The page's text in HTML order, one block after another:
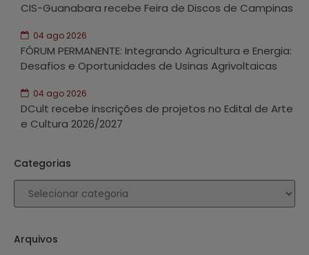
CIS-Guanabara recebe Feira de Discos de Campinas
04 ago 2026
FÓRUM PERMANENTE: Integrando Agricultura e Energia:
Desafios e Oportunidades de Usinas Agrivoltaicas
04 ago 2026
DCult recebe inscrições de projetos no Edital de Arte
e Cultura 2026/2027
Categorias
Arquivos